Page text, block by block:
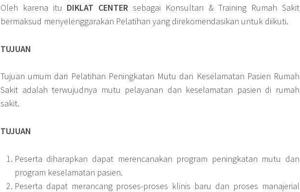
Oleh karena itu DIKLAT CENTER sebagai Konsultan & Training Rumah Sakit
bermaksud menyelenggarakan Pelatihan yang direkomendasikan untuk diikuti.
TUJUAN
Tujuan umum dari Pelatihan Peningkatan Mutu dan Keselamatan Pasien Rumah
Sakit adalah terwujudnya mutu pelayanan dan keselamatan pasien di rumah
sakit.
TUJUAN
Peserta diharapkan dapat merencanakan program peningkatan mutu dan
program keselamatan pasien.
Peserta dapat merancang proses-proses klinis baru dan proses manajerial